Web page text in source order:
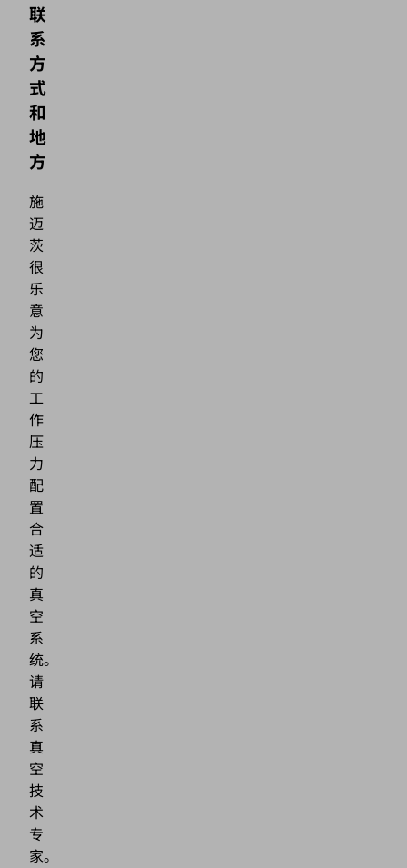
联
系
方
式
和
地
方
施
迈
茨
很
乐
意
为
您
的
工
作
压
力
配
置
合
适
的
真
空
系
统。
请
联
系
真
空
技
术
专
家。